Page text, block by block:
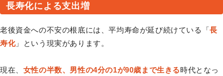
長寿化による支出増
老後資金への不安の根底には、平均寿命が延び続けている「長
寿化」という現実があります。
現在、 女性の半数、男性の4分の1が90歳まで生きる時代となっ